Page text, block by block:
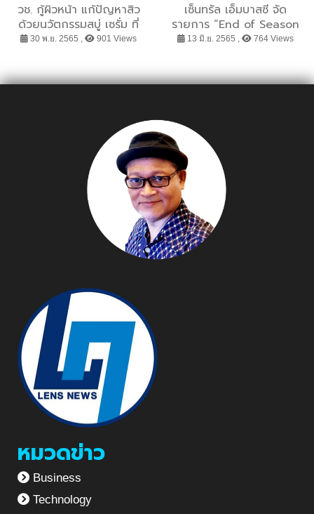
วช. กู้ผิวหน้า แก้ปัญหาสิว
ด้วยนวัตกรรมสบู่ เซรั่ม ที่
สกัดจากดาวเรือง ขมิ้นชัน
อินเตอร์
30 พ.ย. 2565 , 901 Views
เซ็นทรัล เอ็มบาสซี จัด
รายการ “End of Season
Sale” ยกทัพสินค้าแฟชั่น
พร้อมรับสิทธิพิเศษมากมาย
13 มิ.ย. 2565 , 764 Views
หมวดข่าว
Business
Technology